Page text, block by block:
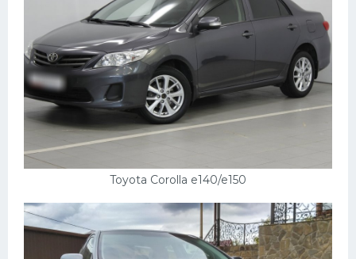
Toyota Corolla e140/e150
Корабли
Комплектующие
Тойота
Лодки
Шкода
Мазда
Самокаты